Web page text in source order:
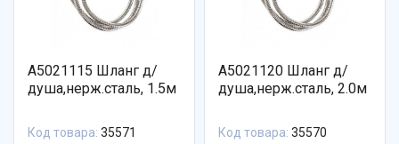
A5021115 Шланг д/
душа,нерж.сталь, 1.5м
Код товара: 35571
A5021120 Шланг д/
душа,нерж.сталь, 2.0м
Код товара: 35570